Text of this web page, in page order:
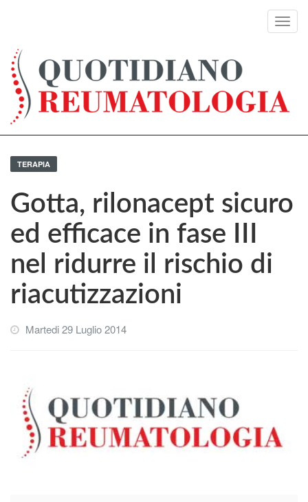
TERAPIA
Gotta, rilonacept sicuro
ed efficace in fase III
nel ridurre il rischio di
riacutizzazioni
Martedi 29 Luglio 2014